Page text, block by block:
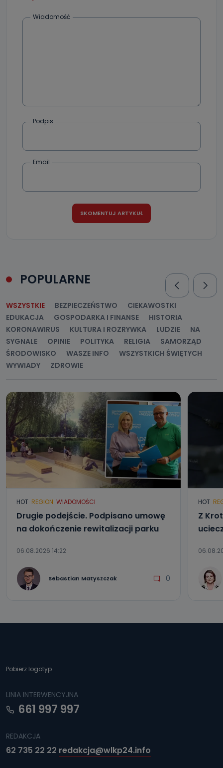
które zostały zebrane ze źródeł publicznie dostępnych, w
e-mailowo pod adresem: poczta@tvproart.pl
Wiadomość
Podpis
Email
POPULARNE
WSZYSTKIE BEZPIECZEŃSTWO
CIEKAWOSTKI
EDUKACJA
GOSPODARKA I FINANSE
HISTORIA
KORONAWIRUS
KULTURA I ROZRYWKA LUDZIE
NA
SYGNALE
OPINIE POLITYKA RELIGIA
SAMORZĄD
ŚRODOWISKO
WASZE INFO
WSZYSTKICH ŚWIĘTYCH
WYWIADY
ZDROWIE
HOT REGION WIADOMOŚCI
Drugie podejście. Podpisano umowę
na dokończenie rewitalizacji parku
06.08.2026 14:22
Sebastian Matyszczak 0
HOT
Z
Pobierz logotyp
LINIA INTERWENCYJNA
661 997 997
REDAKCJA
62 735 22 22 redakcja@wlkp24.info